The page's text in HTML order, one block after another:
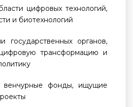
цифровых технологий,
и биотехнологий
государственных органов,
трансформацию и
фонды, ищущие